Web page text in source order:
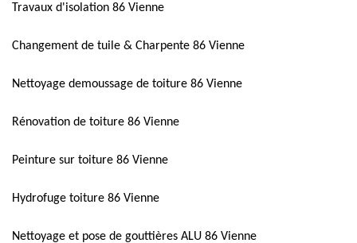
Travaux d'isolation 86 Vienne
Changement de tuile & Charpente 86 Vienne
Nettoyage demoussage de toiture 86 Vienne
Rénovation de toiture 86 Vienne
Peinture sur toiture 86 Vienne
Hydrofuge toiture 86 Vienne
Nettoyage et pose de gouttières ALU 86 Vienne